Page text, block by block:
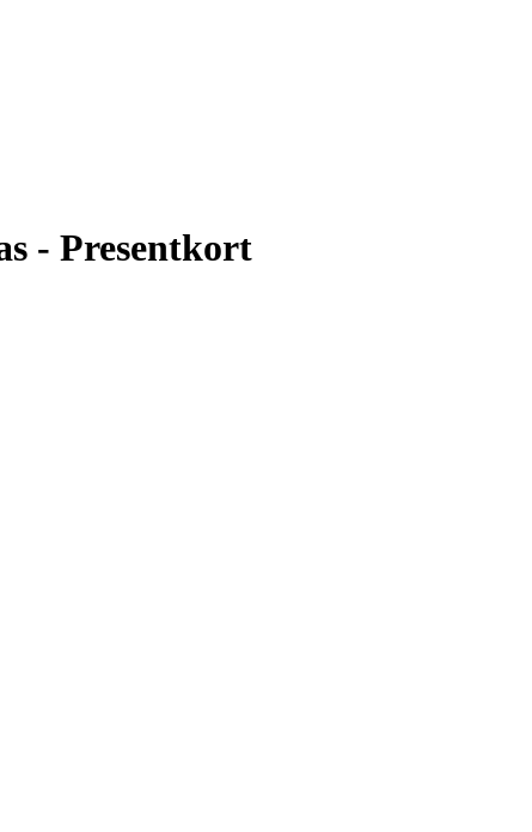
- Presentkort